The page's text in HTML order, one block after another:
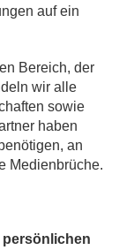
auf ein
Bereich, der
wir alle
sowie
haben
an
Medienbrüche.
persönlichen